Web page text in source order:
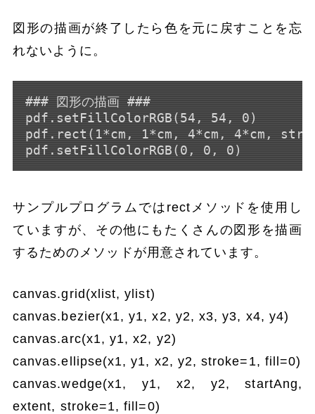
図形の描画が終了したら色を元に戻すことを忘
れないように。
### 図形の描画 ###
pdf.setFillColorRGB(54, 54, 0)
pdf.rect(1*cm, 1*cm, 4*cm, 4*cm,
サンプルプログラムではrectメソッドを使用し
ていますが、その他にもたくさんの図形を描画
するためのメソッドが用意されています。
canvas.grid(xlist, ylist)
canvas.bezier(x1, y1, x2, y2, x3, y3, x4, y4)
canvas.arc(x1, y1, x2, y2)
canvas.ellipse(x1, y1, x2, y2, stroke=1, fill=0)
canvas.wedge(x1, y1, x2, y2, startAng,
extent, stroke=1, fill=0)